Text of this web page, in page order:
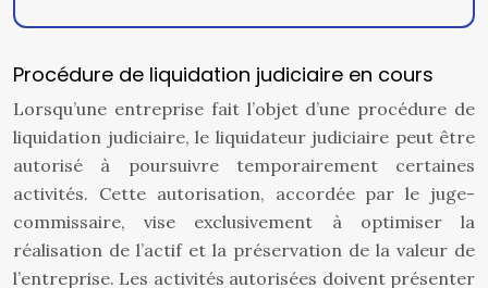
Procédure de liquidation judiciaire en cours
Lorsqu’une entreprise fait l’objet d’une procédure de
liquidation judiciaire, le liquidateur judiciaire peut être
autorisé à poursuivre temporairement certaines
activités. Cette autorisation, accordée par le juge-
commissaire, vise exclusivement à optimiser la
réalisation de l’actif et la préservation de la valeur de
l’entreprise. Les activités autorisées doivent présenter